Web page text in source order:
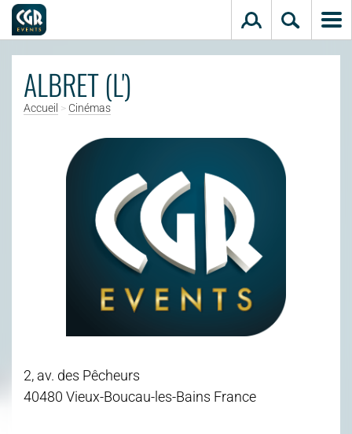
ALBRET (L')
Accueil > Cinémas
2, av. des Pêcheurs
40480 Vieux-Boucau-les-Bains France